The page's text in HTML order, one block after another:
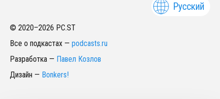
Русский
© 2020–2026 PC.ST
Все о подкастах — podcasts.ru
Разработка — Павел Козлов
Дизайн — Bonkers!